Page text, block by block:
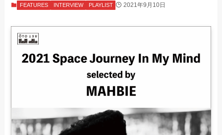
FEATURES INTERVIEW PLAYLIST 2021年9月10日